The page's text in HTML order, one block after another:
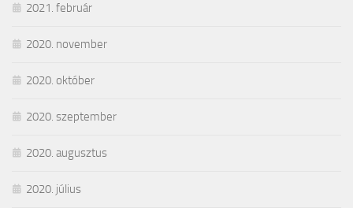
2021. február
2020. november
2020. október
2020. szeptember
2020. augusztus
2020. július